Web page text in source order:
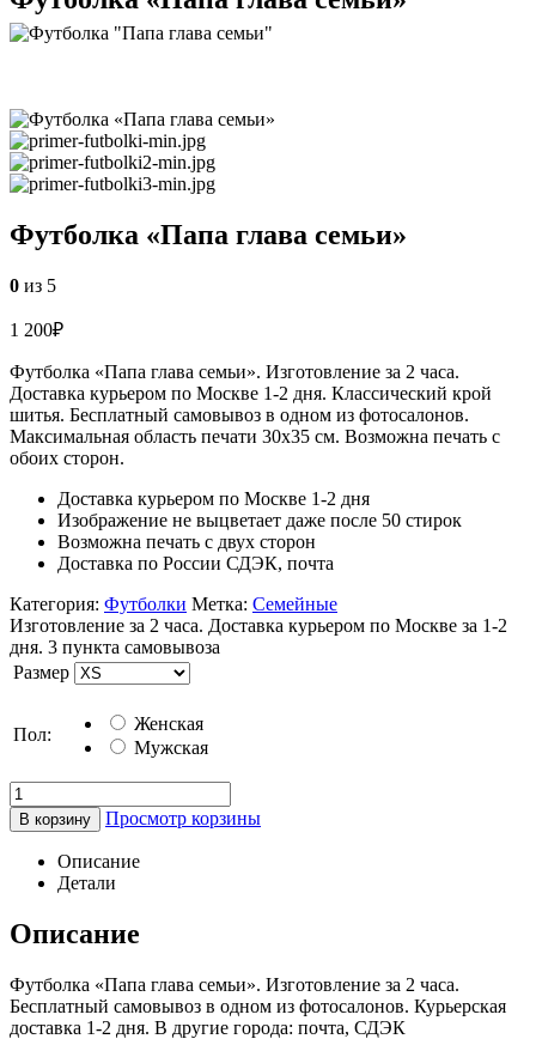
Футболка «Папа глава семьи»
0 из 5
1 200₽
Футболка «Папа глава семьи». Изготовление за 2 часа.
Доставка курьером по Москве 1-2 дня. Классический крой
шитья. Бесплатный самовывоз в одном из фотосалонов.
Максимальная область печати 30х35 см. Возможна печать с
обоих сторон.
Доставка курьером по Москве 1-2 дня
Изображение не выцветает даже после 50 стирок
Возможна печать с двух сторон
Доставка по России СДЭК, почта
Категория: Футболки Метка: Семейные
Изготовление за 2 часа. Доставка курьером по Москве за 1-2
дня. 3 пункта самовывоза
Размер
Пол:
Женская
Мужская
В корзину Просмотр корзины
Описание
Детали
Описание
Футболка «Папа глава семьи». Изготовление за 2 часа.
Бесплатный самовывоз в одном из фотосалонов. Курьерская
доставка 1-2 дня. В другие города: почта, СДЭК